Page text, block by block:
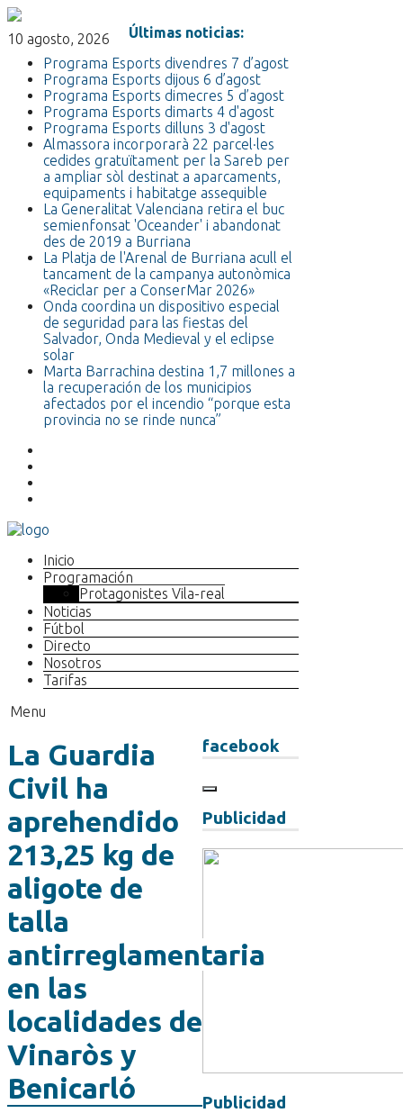
10 agosto, 2026
Últimas noticias:
Programa Esports divendres 7 d’agost
Programa Esports dijous 6 d’agost
Programa Esports dimecres 5 d’agost
Programa Esports dimarts 4 d'agost
Programa Esports dilluns 3 d'agost
Almassora incorporarà 22 parcel·les
cedides gratuïtament per la Sareb per
a ampliar sòl destinat a aparcaments,
equipaments i habitatge assequible
La Generalitat Valenciana retira el buc
semienfonsat 'Oceander' i abandonat
des de 2019 a Burriana
La Platja de l'Arenal de Burriana acull el
tancament de la campanya autonòmica
«Reciclar per a ConserMar 2026»
Onda coordina un dispositivo especial
de seguridad para las fiestas del
Salvador, Onda Medieval y el eclipse
solar
Marta Barrachina destina 1,7 millones a
la recuperación de los municipios
afectados por el incendio “porque esta
provincia no se rinde nunca”
Inicio
Programación
Protagonistes Vila-real
Noticias
Fútbol
Directo
Nosotros
Tarifas
Menu
facebook
Publicidad
Publicidad
La Guardia
Civil ha
aprehendido
213,25 kg de
aligote de
talla
antirreglamentaria
en las
localidades de
Vinaròs y
Benicarló